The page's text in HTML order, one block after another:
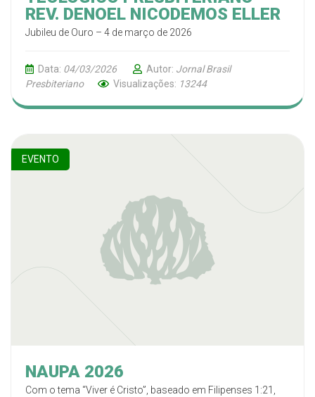
REV. DENOEL NICODEMOS ELLER
Jubileu de Ouro – 4 de março de 2026
Data: 04/03/2026 Autor: Jornal Brasil
Presbiteriano
Visualizações: 13244
EVENTO
NAUPA 2026
Com o tema “Viver é Cristo”, baseado em Filipenses 1:21,